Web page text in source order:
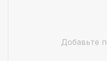
Добавьте